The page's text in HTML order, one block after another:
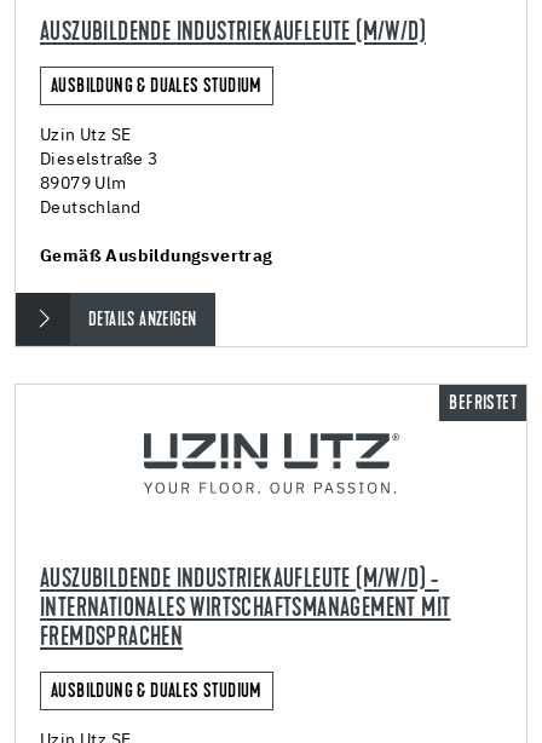
AUSZUBILDENDE INDUSTRIEKAUFLEUTE (M/W/D)
AUSBILDUNG & DUALES STUDIUM
Uzin Utz SE
Dieselstraße 3
89079 Ulm
Deutschland
Gemäß Ausbildungsvertrag
DETAILS ANZEIGEN
BEFRISTET
AUSZUBILDENDE INDUSTRIEKAUFLEUTE (M/W/D) -
INTERNATIONALES WIRTSCHAFTSMANAGEMENT MIT
FREMDSPRACHEN
AUSBILDUNG & DUALES STUDIUM